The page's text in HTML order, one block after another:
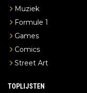
Muziek
Formule 1
Games
Comics
Street Art
TOPLIJSTEN